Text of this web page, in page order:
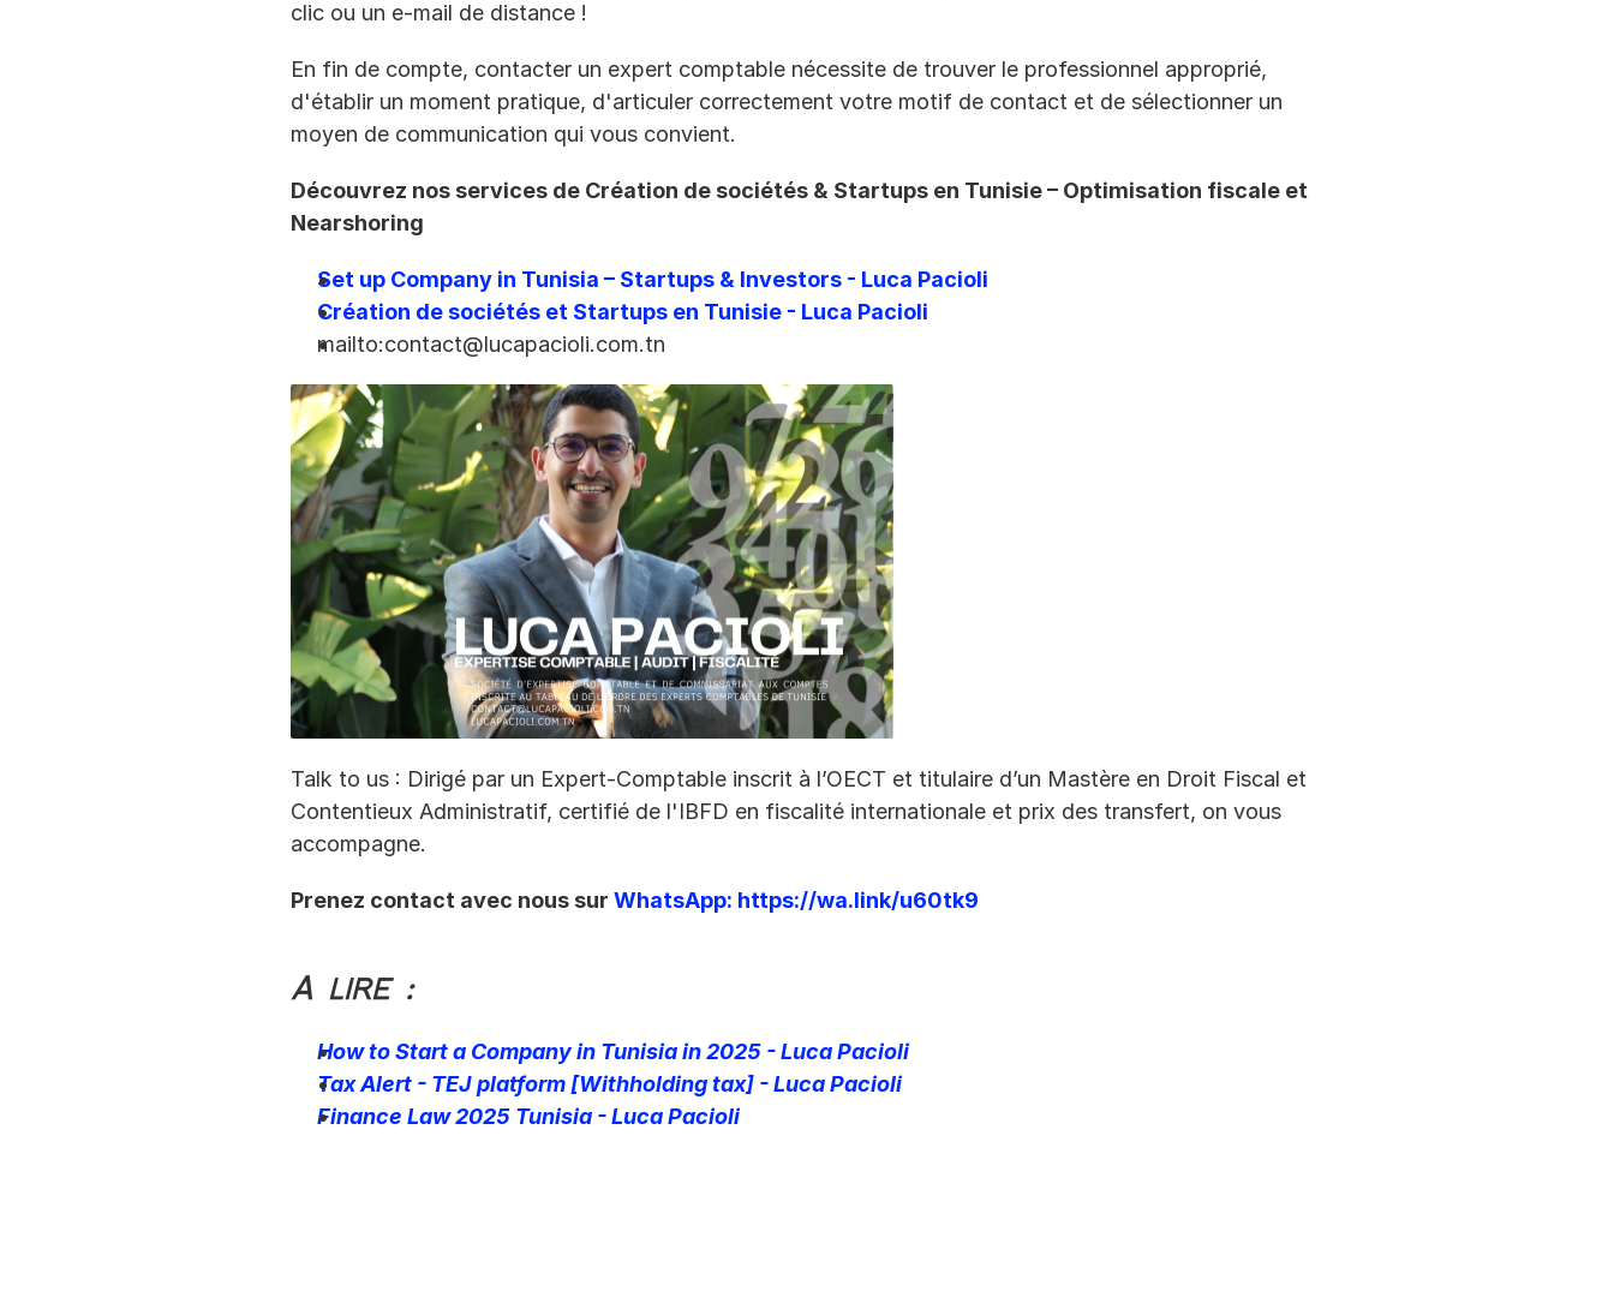
clic ou un e-mail de distance !
En fin de compte, contacter un expert comptable nécessite de trouver le professionnel approprié,
d'établir un moment pratique, d'articuler correctement votre motif de contact et de sélectionner un
moyen de communication qui vous convient.
Découvrez nos services de Création de sociétés & Startups en Tunisie – Optimisation fiscale et
Nearshoring
Set up Company in Tunisia – Startups & Investors - Luca Pacioli
Création de sociétés et Startups en Tunisie - Luca Pacioli
mailto:contact@lucapacioli.com.tn
Talk to us : Dirigé par un Expert-Comptable inscrit à l’OECT et titulaire d’un Mastère en Droit Fiscal et
Contentieux Administratif, certifié de l'IBFD en fiscalité internationale et prix des transfert, on vous
accompagne.
Prenez contact avec nous sur WhatsApp: https://wa.link/u60tk9
A lire :
How to Start a Company in Tunisia in 2025 - Luca Pacioli
Tax Alert - TEJ platform [Withholding tax] - Luca Pacioli
Finance Law 2025 Tunisia - Luca Pacioli